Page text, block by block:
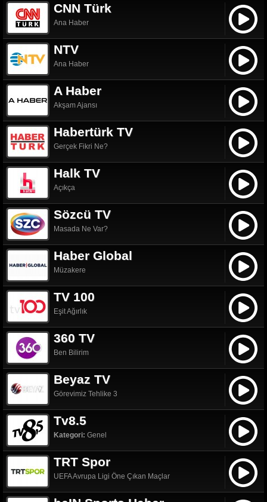
CNN Türk
Ana Haber
NTV
Ana Haber
A Haber
Akşam Ajansı
Habertürk TV
Gerçek Fikri Ne?
Halk TV
Açıkça
Sözcü TV
Masada Ne Var?
Haber Global
Müzakere
TV 100
Eşit Ağırlık
360 TV
Ben Bilirim
Beyaz TV
Görevimiz Tehlike 3
Tv8.5
Kategori: Genel
TRT Spor
UEFA Avrupa Ligi Öne Çıkan Maçlar